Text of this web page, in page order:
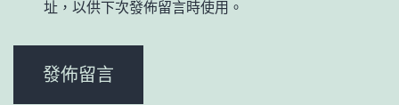
址，以供下次發佈留言時使用。